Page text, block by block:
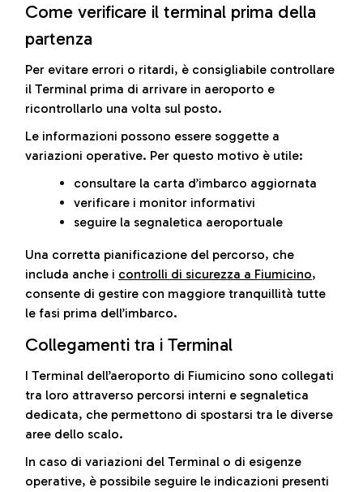
Come verificare il terminal prima della
partenza
Per evitare errori o ritardi, è consigliabile controllare
il Terminal prima di arrivare in aeroporto e
ricontrollarlo una volta sul posto.
Le informazioni possono essere soggette a
variazioni operative. Per questo motivo è utile:
consultare la carta d’imbarco aggiornata
verificare i monitor informativi
seguire la segnaletica aeroportuale
Una corretta pianificazione del percorso, che
includa anche i controlli di sicurezza a Fiumicino,
consente di gestire con maggiore tranquillità tutte
le fasi prima dell’imbarco.
Collegamenti tra i Terminal
I Terminal dell’aeroporto di Fiumicino sono collegati
tra loro attraverso percorsi interni e segnaletica
dedicata, che permettono di spostarsi tra le diverse
aree dello scalo.
In caso di variazioni del Terminal o di esigenze
operative, è possibile seguire le indicazioni presenti